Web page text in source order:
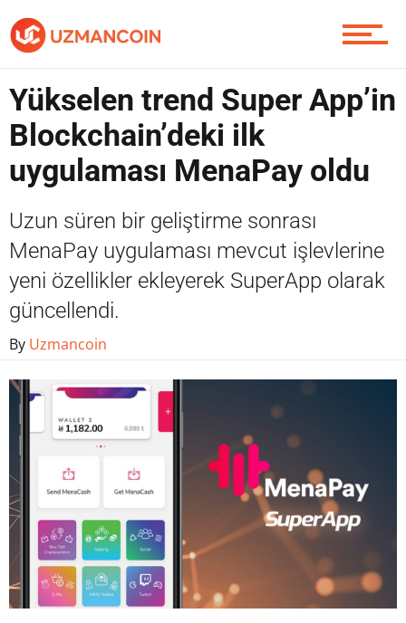
Piyasa
Soru Sor
Yükselen trend Super App’in
Blockchain’deki ilk
uygulaması MenaPay oldu
Uzun süren bir geliştirme sonrası
MenaPay uygulaması mevcut işlevlerine
yeni özellikler ekleyerek SuperApp olarak
güncellendi.
By Uzmancoin